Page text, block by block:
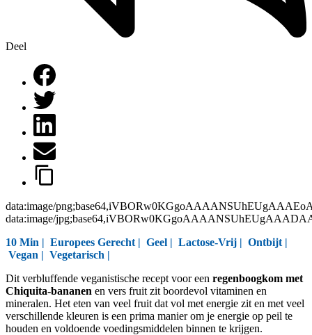
Deel
data:image/
data:image/
10 Min | Europees Gerecht | Geel | Lactose-Vrij | Ontbijt |
Vegan | Vegetarisch |
Dit verbluffende veganistische recept voor een regenboogkom met
Chiquita-bananen en vers fruit zit boordevol vitaminen en
mineralen. Het eten van veel fruit dat vol met energie zit en met veel
verschillende kleuren is een prima manier om je energie op peil te
houden en voldoende voedingsmiddelen binnen te krijgen.